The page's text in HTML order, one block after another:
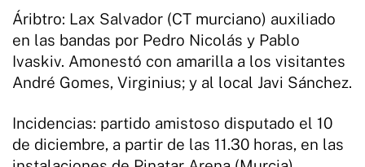
Áribtro: Lax Salvador (CT murciano) auxiliado
en las bandas por Pedro Nicolás y Pablo
Ivaskiv. Amonestó con amarilla a los visitantes
André Gomes, Virginius; y al local Javi Sánchez.
Incidencias: partido amistoso disputado el 10
de diciembre, a partir de las 11.30 horas, en las